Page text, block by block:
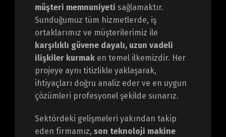
müşteri memnuniyeti sağlamaktır.
Sunduğumuz tüm hizmetlerde, iş
ortaklarımız ve müşterilerimiz ile
karşılıklı güvene dayalı, uzun vadeli
ilişkiler kurmaken temel ilkemizdir. Her
projeye aynı titizlikle yaklaşarak,
ihtiyaçları doğru analiz eder ve en uygun
çözümleri profesyonel şekilde sunarız.
Sektördeki gelişmeleri yakından takip
eden firmamız, son teknoloji makine